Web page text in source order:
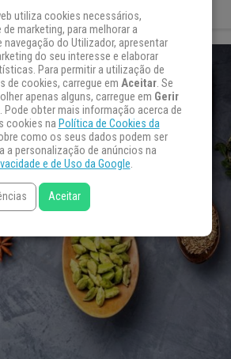
utiliza cookies necessários,
marketing, para melhorar a
navegação do Utilizador, apresentar
do seu interesse e elaborar
Para permitir a utilização de
de cookies, carregue em Aceitar. Se
apenas alguns, carregue em Gerir
. Pode obter mais informação acerca de
cookies na Política de Cookies da
como os seus dados podem ser
a personalização de anúncios na
e de Uso da Google.
Aceitar